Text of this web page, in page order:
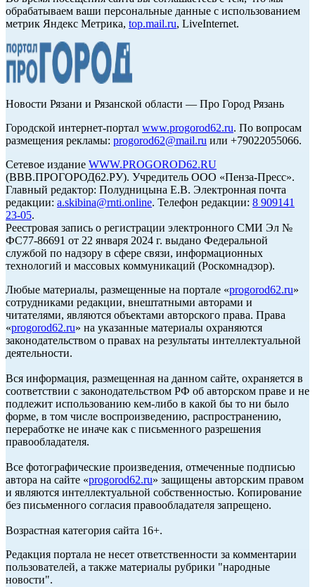
обрабатываем ваши персональные данные с использованием
метрик Яндекс Метрика, top.mail.ru, LiveInternet.
Новости Рязани и Рязанской области — Про Город Рязань
Городской интернет-портал www.progorod62.ru. По вопросам
размещения рекламы: progorod62@mail.ru или +79022055066.
Сетевое издание WWW.PROGOROD62.RU
(ВВВ.ПРОГОРОД62.РУ). Учредитель ООО «Пенза-Пресс».
Главный редактор: Полудницына Е.В. Электронная почта
редакции: a.skibina@rnti.online. Телефон редакции: 8 909141
23-05.
Реестровая запись о регистрации электронного СМИ Эл №
ФС77-86691 от 22 января 2024 г. выдано Федеральной
службой по надзору в сфере связи, информационных
технологий и массовых коммуникаций (Роскомнадзор).
Любые материалы, размещенные на портале «progorod62.ru»
сотрудниками редакции, внештатными авторами и
читателями, являются объектами авторского права. Права
«progorod62.ru» на указанные материалы охраняются
законодательством о правах на результаты интеллектуальной
деятельности.
Вся информация, размещенная на данном сайте, охраняется в
соответствии с законодательством РФ об авторском праве и не
подлежит использованию кем-либо в какой бы то ни было
форме, в том числе воспроизведению, распространению,
переработке не иначе как с письменного разрешения
правообладателя.
Все фотографические произведения, отмеченные подписью
автора на сайте «progorod62.ru» защищены авторским правом
и являются интеллектуальной собственностью. Копирование
без письменного согласия правообладателя запрещено.
Возрастная категория сайта 16+.
Редакция портала не несет ответственности за комментарии
пользователей, а также материалы рубрики "народные
новости".